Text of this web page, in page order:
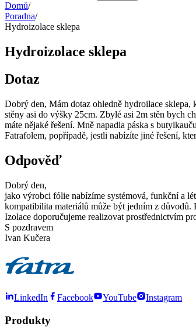
Domů/
Poradna/
Hydroizolace sklepa
Hydroizolace sklepa
Dotaz
Dobrý den, Mám dotaz ohledně hydroilace
stěny asi do výšky 25cm. Zbylé asi 2m stěn bych
máte nějaké řešení. Mně napadla páska s
Fatrafolem, popřípadě, jestli nabízíte jiné řešení,
Odpověď
Dobrý den,
jako výrobci fólie nabízíme systémová, funkční a
kompatibilita materiálů může být jedním z
Izolace doporučujeme realizovat prostřednictvím
S pozdravem
Ivan Kučera
LinkedIn Facebook YouTube Instagram
Produkty